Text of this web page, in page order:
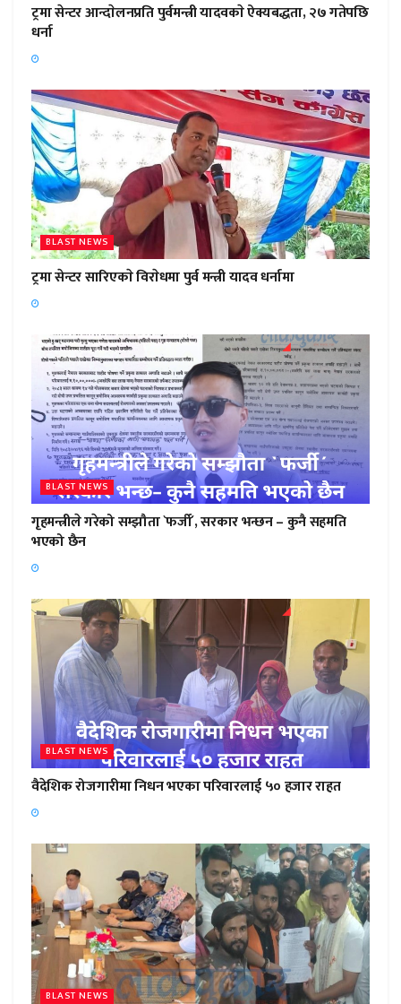
ट्रमा सेन्टर आन्दाेलनप्रति पुर्वमन्त्री यादवकाे ऐक्यबद्धता, २७ गतेपछि
धर्ना
BLAST NEWS
ट्रमा सेन्टर सारिएकाे विराेधमा पुर्व मन्त्री यादव धर्नामा
BLAST NEWS
गृहमन्त्रीले गरेको सम्झौता `फर्जी´, सरकार भन्छन – कुनै सहमति
भएको छैन
BLAST NEWS
वैदेशिक रोजगारीमा निधन भएका परिवारलाई ५० हजार राहत
BLAST NEWS